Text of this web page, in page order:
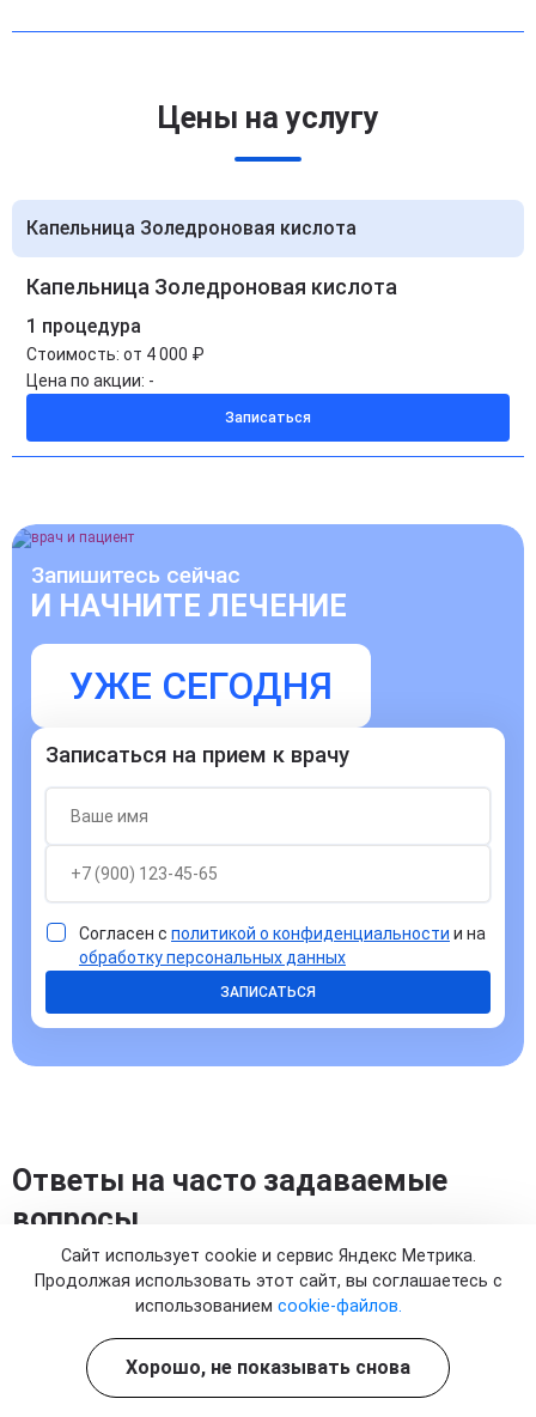
Цены на услугу
Капельница Золедроновая кислота
Капельница Золедроновая кислота
1 процедура
Стоимость: от 4 000 ₽
Цена по акции: -
Записаться
Запишитесь сейчас
И НАЧНИТЕ ЛЕЧЕНИЕ
УЖЕ СЕГОДНЯ
Записаться на прием к врачу
Согласен с политикой о конфиденциальности и на
обработку персональных данных
ЗАПИСАТЬСЯ
Ответы на часто задаваемые
вопросы
Что такое золедроновая кислота и как она
влияет на кости?
Сайт использует cookie и сервис Яндекс Метрика.
Продолжая использовать этот сайт, вы соглашаетесь с
использованием cookie-файлов.
Хорошо, не показывать снова